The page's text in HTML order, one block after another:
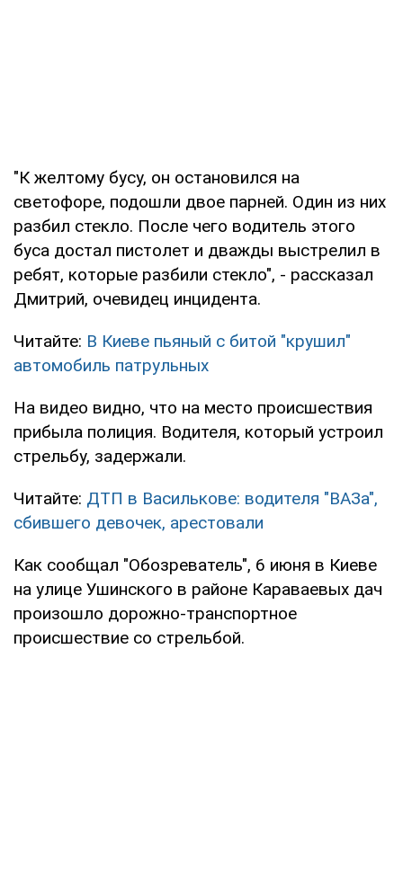
"К желтому бусу, он остановился на
светофоре, подошли двое парней. Один из них
разбил стекло. После чего водитель этого
буса достал пистолет и дважды выстрелил в
ребят, которые разбили стекло", - рассказал
Дмитрий, очевидец инцидента.
Читайте: В Киеве пьяный с битой "крушил"
автомобиль патрульных
На видео видно, что на место происшествия
прибыла полиция. Водителя, который устроил
стрельбу, задержали.
Читайте: ДТП в Василькове: водителя "ВАЗа",
сбившего девочек, арестовали
Как сообщал "Обозреватель", 6 июня в Киеве
на улице Ушинского в районе Караваевых дач
произошло дорожно-транспортное
происшествие со стрельбой.